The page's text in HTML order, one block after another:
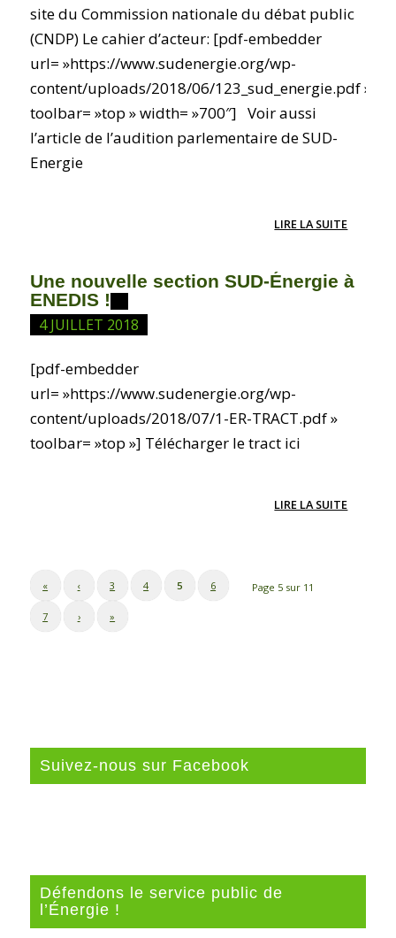
site du Commission nationale du débat public
(CNDP) Le cahier d’acteur: [pdf-embedder
url= »https://www.sudenergie.org/wp-
content/uploads/2018/06/123_sud_energie.pdf »
toolbar= »top » width= »700″] Voir aussi
l’article de l’audition parlementaire de SUD-
Energie
LIRE LA SUITE
Une nouvelle section SUD-Énergie à
ENEDIS !
4 JUILLET 2018
[pdf-embedder
url= »https://www.sudenergie.org/wp-
content/uploads/2018/07/1-ER-TRACT.pdf »
toolbar= »top »] Télécharger le tract ici
LIRE LA SUITE
Page 5 sur 11
« ‹ 3 4 5 6
7 › »
Suivez-nous sur Facebook
Défendons le service public de
l’Énergie !